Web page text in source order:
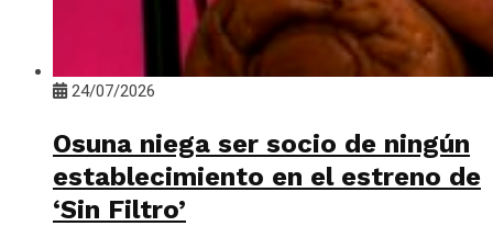
24/07/2026
Osuna niega ser socio de ningún
establecimiento en el estreno de
‘Sin Filtro’